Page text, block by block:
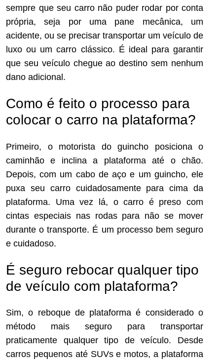
sempre que seu carro não puder rodar por conta
própria, seja por uma pane mecânica, um
acidente, ou se precisar transportar um veículo de
luxo ou um carro clássico. É ideal para garantir
que seu veículo chegue ao destino sem nenhum
dano adicional.
Como é feito o processo para
colocar o carro na plataforma?
Primeiro, o motorista do guincho posiciona o
caminhão e inclina a plataforma até o chão.
Depois, com um cabo de aço e um guincho, ele
puxa seu carro cuidadosamente para cima da
plataforma. Uma vez lá, o carro é preso com
cintas especiais nas rodas para não se mover
durante o transporte. É um processo bem seguro
e cuidadoso.
É seguro rebocar qualquer tipo
de veículo com plataforma?
Sim, o reboque de plataforma é considerado o
método mais seguro para transportar
praticamente qualquer tipo de veículo. Desde
carros pequenos até SUVs e motos, a plataforma